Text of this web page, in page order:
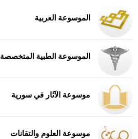
الموسوعة العربية
الموسوعة الطبية المتخصصة
موسوعة الآثار في سورية
موسوعة العلوم والتقانات